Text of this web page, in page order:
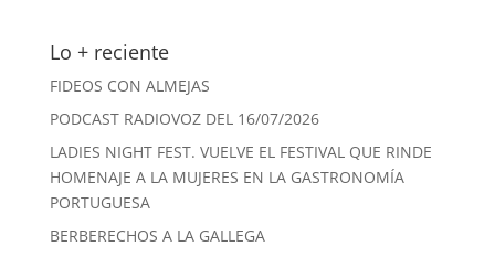
Lo + reciente
FIDEOS CON ALMEJAS
PODCAST RADIOVOZ DEL 16/07/2026
LADIES NIGHT FEST. VUELVE EL FESTIVAL QUE RINDE
HOMENAJE A LA MUJERES EN LA GASTRONOMÍA
PORTUGUESA
BERBERECHOS A LA GALLEGA